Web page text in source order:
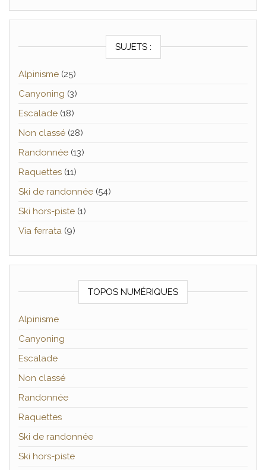
SUJETS :
Alpinisme (25)
Canyoning (3)
Escalade (18)
Non classé (28)
Randonnée (13)
Raquettes (11)
Ski de randonnée (54)
Ski hors-piste (1)
Via ferrata (9)
TOPOS NUMÉRIQUES
Alpinisme
Canyoning
Escalade
Non classé
Randonnée
Raquettes
Ski de randonnée
Ski hors-piste